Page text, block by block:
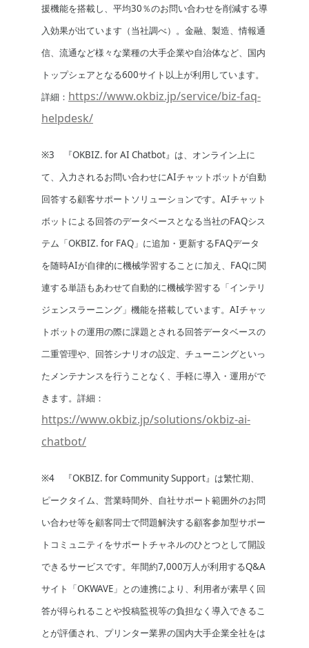
援機能を搭載し、平均30％のお問い合わせを削減する導
入効果が出ています（当社調べ）。金融、製造、情報通
信、流通など様々な業種の大手企業や自治体など、国内
トップシェアとなる600サイト以上が利用しています。
詳細： https://www.okbiz.jp/service/biz-faq-
helpdesk/
※3 『OKBIZ. for AI Chatbot』は、オンライン上に
て、入力されるお問い合わせにAIチャットボットが自動
回答する顧客サポートソリューションです。AIチャット
ボットによる回答のデータベースとなる当社のFAQシス
テム「OKBIZ. for FAQ」に追加・更新するFAQデータ
を随時AIが自律的に機械学習することに加え、FAQに関
連する単語もあわせて自動的に機械学習する「インテリ
ジェンスラーニング」機能を搭載しています。AIチャッ
トボットの運用の際に課題とされる回答データベースの
二重管理や、回答シナリオの設定、チューニングといっ
たメンテナンスを行うことなく、手軽に導入・運用がで
きます。詳細：
https://www.okbiz.jp/solutions/okbiz-ai-
chatbot/
※4 『OKBIZ. for Community Support』は繁忙期、
ピークタイム、営業時間外、自社サポート範囲外のお問
い合わせ等を顧客同士で問題解決する顧客参加型サポー
トコミュニティをサポートチャネルのひとつとして開設
できるサービスです。年間約7,000万人が利用するQ&A
サイト「OKWAVE」との連携により、利用者が素早く回
答が得られることや投稿監視等の負担なく導入できるこ
とが評価され、プリンター業界の国内大手企業全社をは